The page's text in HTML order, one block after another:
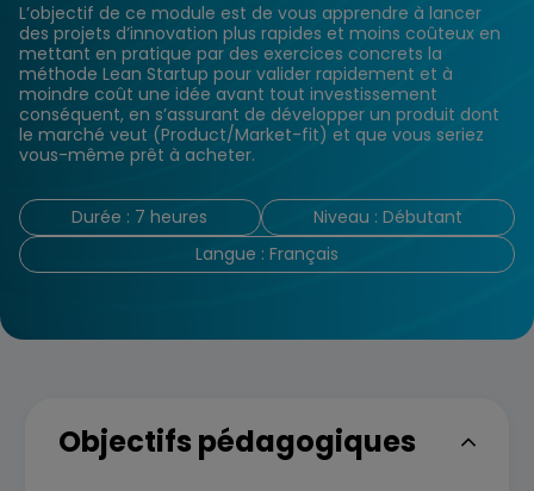
L’objectif de ce module est de vous apprendre à lancer
des projets d’innovation plus rapides et moins coûteux en
mettant en pratique par des exercices concrets la
méthode Lean Startup pour valider rapidement et à
moindre coût une idée avant tout investissement
conséquent, en s’assurant de développer un produit dont
le marché veut (Product/Market-fit) et que vous seriez
vous-même prêt à acheter.
Durée : 7 heures
Niveau : Débutant
Langue : Français
Objectifs pédagogiques